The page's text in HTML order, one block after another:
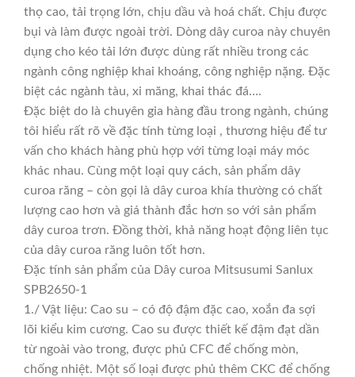
thọ cao, tải trọng lớn, chịu dầu và hoá chất. Chịu được
bụi và làm được ngoài trời. Dòng dây curoa này chuyên
dụng cho kéo tải lớn được dùng rất nhiều trong các
ngành công nghiệp khai khoáng, công nghiệp nặng. Đặc
biệt các ngành tàu, xi măng, khai thác đá….
Đặc biệt do là chuyên gia hàng đầu trong ngành, chúng
tôi hiểu rất rõ về đặc tính từng loại , thương hiệu để tư
vấn cho khách hàng phù hợp với từng loại máy móc
khác nhau. Cùng một loại quy cách, sản phẩm dây
curoa răng – còn gọi là dây curoa khía thường có chất
lượng cao hơn và giá thành đắc hơn so với sản phẩm
dây curoa trơn. Đồng thời, khả năng hoạt động liên tục
của dây curoa răng luôn tốt hơn.
Đặc tính sản phẩm của Dây curoa Mitsusumi Sanlux
SPB2650-1
1./ Vật liệu: Cao su – có độ đậm đặc cao, xoắn đa sợi
lõi kiểu kim cương. Cao su được thiết kế đậm đạt dần
từ ngoài vào trong, được phủ CFC để chống mòn,
chống nhiệt. Một số loại được phủ thêm CKC để chống